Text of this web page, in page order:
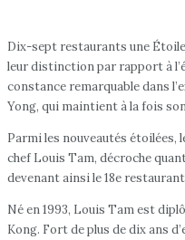
Dix-sept restaurants une
leur distinction par rapport à
constance remarquable dans
Yong, qui maintient à la fois
Parmi les nouveautés étoilées,
chef Louis Tam, décroche
devenant ainsi le 18e
Né en 1993, Louis Tam est
Kong. Fort de plus de dix ans